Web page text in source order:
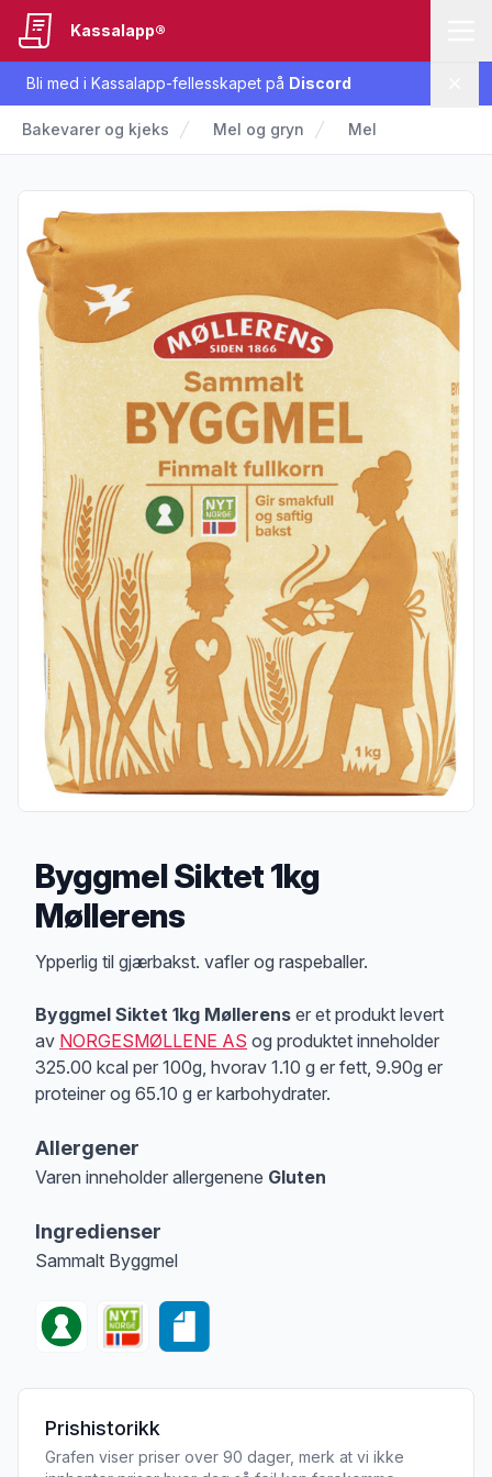
Bli med i Kassalapp-fellesskapet på Discord
Kassalapp®
Bakevarer og kjeks Mel og gryn Mel
Byggmel Siktet 1kg
Møllerens
Produktbeskrivelse
Ypperlig til gjærbakst. vafler og raspeballer.
Byggmel Siktet 1kg Møllerens er et produkt levert
av NORGESMØLLENE AS og produktet inneholder
325.00 kcal per 100g, hvorav 1.10 g er fett, 9.90g er
proteiner og 65.10 g er karbohydrater.
Allergener
Varen inneholder allergenene Gluten
Ingredienser
Sammalt Byggmel
Prishistorikk
Grafen viser priser over 90 dager, merk at vi ikke